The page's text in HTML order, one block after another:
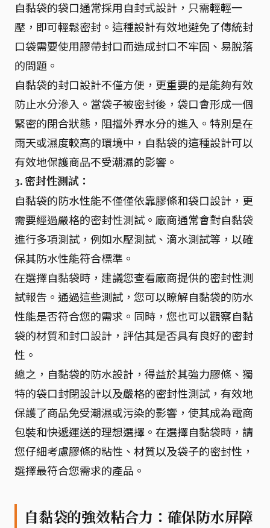
自黏袋的袋口通常採用自封式設計，只需輕輕一
壓，即可輕鬆密封。這種設計有效地避免了傳統封
口袋需要使用膠帶封口而造成封口不牢固、易脫落
的問題。
自黏袋的封口設計不僅方便，更重要的是能夠有效
防止水分滲入。當袋子被密封後，袋口會形成一個
緊密的閉合狀態，阻擋外界水分的進入。特別是在
雨天或濕度較高的環境中，自黏袋的這種設計可以
有效地保護商品不受潮濕的影響。
3. 密封性測試：
自黏袋的防水性能不僅僅依靠膠條和袋口設計，更
需要經過嚴格的密封性測試。廠商通常會對自黏袋
進行多項測試，例如水壓測試、滴水測試等，以確
保其防水性能符合標準。
在選擇自黏袋時，建議您查看廠商提供的密封性測
試報告。通過這些測試，您可以瞭解自黏袋的防水
性能是否符合您的需求。同時，您也可以觀察自黏
袋的材質和封口設計，評估其是否具有良好的密封
性。
總之，自黏袋的防水設計，得益於其強力膠條、獨
特的袋口封閉設計以及嚴格的密封性測試，有效地
保護了商品免受潮濕或污染的影響，使其成為電商
包裝和快遞運送的理想選擇。在選擇自黏袋時，請
您仔細考慮膠條的粘性、材質以及袋子的密封性，
選擇最符合您需求的產品。
自黏袋的強效粘合力：確保防水屏障